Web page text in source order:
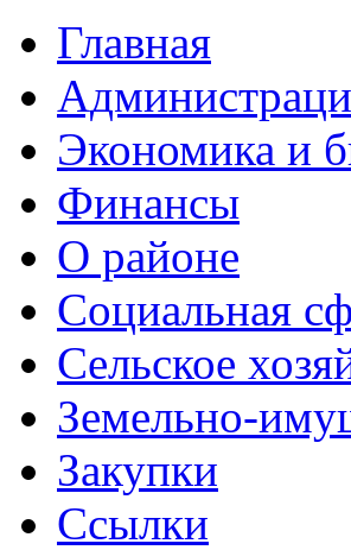
Главная
Экономика и
Финансы
О районе
Социальная
Сельское
Земельно-
Закупки
Ссылки